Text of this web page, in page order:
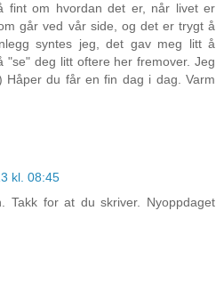
fint om hvordan det er, når livet er
går ved vår side, og det er trygt å
syntes jeg, det gav meg litt å
"se" deg litt oftere her fremover. Jeg
Håper du får en fin dag i dag. Varm
kl. 08:45
Takk for at du skriver. Nyoppdaget